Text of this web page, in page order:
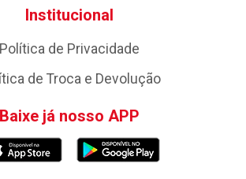
Institucional
Política de Privacidade
de Troca e Devolução
Baixe já nosso APP